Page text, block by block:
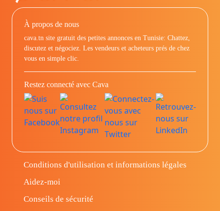
À propos de nous
cava.tn site gratuit des petites annonces en Tunisie: Chattez,
discutez et négociez. Les vendeurs et acheteurs prés de chez
vous en simple clic.
Restez connecté avec Cava
Conditions d'utilisation et informations légales
Aidez-moi
Conseils de sécurité